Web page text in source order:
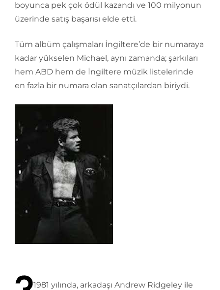
boyunca pek çok ödül kazandı ve 100 milyonun
üzerinde satış başarısı elde etti.
Tüm albüm çalışmaları İngiltere’de bir numaraya
kadar yükselen Michael, aynı zamanda; şarkıları
hem ABD hem de İngiltere müzik listelerinde
en fazla bir numara olan sanatçılardan biriydi.
1981 yılında, arkadaşı Andrew Ridgeley ile